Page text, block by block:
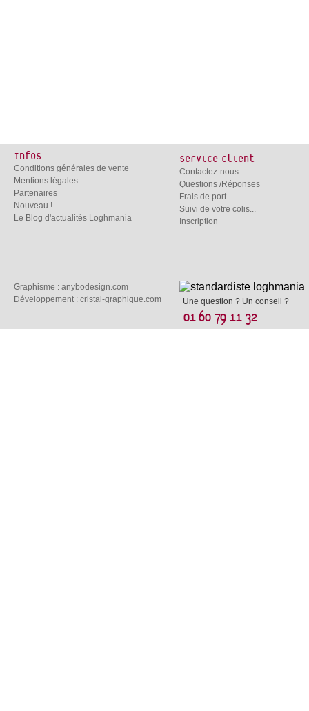
Infos
Conditions générales de vente
Mentions légales
Partenaires
Nouveau !
Le Blog d'actualités Loghmania
Service client
Contactez-nous
Questions /Réponses
Frais de port
Suivi de votre colis...
Inscription
Graphisme : anybodesign.com
Développement : cristal-graphique.com Une question ? Un conseil ?
01 60 79 11 32